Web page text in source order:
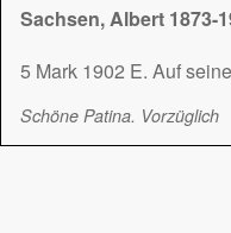
Sachsen, Albert 1873-
5 Mark 1902 E. Auf
Schöne Patina. Vorzüglich